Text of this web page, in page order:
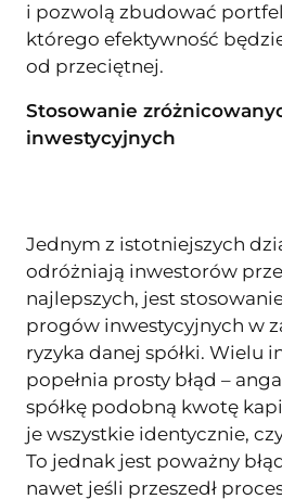
i pozwolą zbudować
którego efektywność
od przeciętnej.
Stosowanie
inwestycyjnych
Jednym z istotniejszych
odróżniają inwestorów
najlepszych, jest
progów inwestycyjnych w
ryzyka danej spółki. Wielu
popełnia prosty błąd –
spółkę podobną kwotę
je wszystkie identycznie,
To jednak jest poważny
nawet jeśli przeszedł